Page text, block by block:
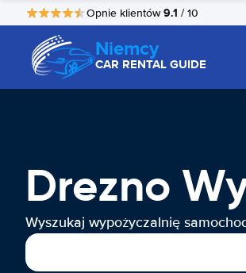
Opnie klientów9.1 / 10
Niemcy
CAR RENTAL GUIDE
Drezno
Wyszukaj wypożyczalnię